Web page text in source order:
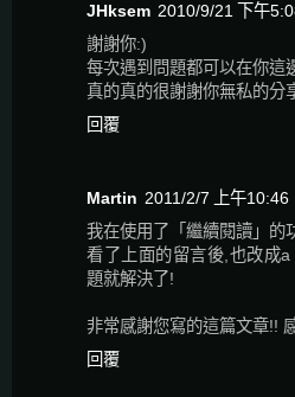
JHksem 2010/9/21 下午
謝謝你:)
每次遇到問題都可以在你這
真的真的很謝謝你無私的分
回覆
Martin 2011/2/7 上午10:46
我在使用了「繼續閱讀」的
看了上面的留言後,也改成
題就解決了!
非常感謝您寫的這篇文章!!
回覆